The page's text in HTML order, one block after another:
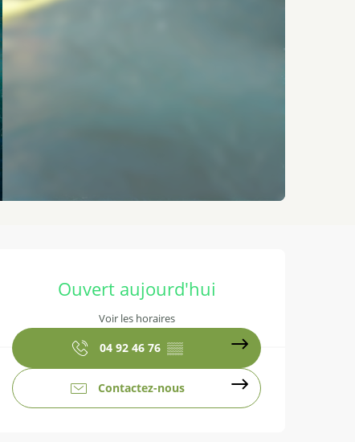
Ouvert aujourd'hui
Voir les horaires
04 92 46 76 ▒▒
Contactez-nous